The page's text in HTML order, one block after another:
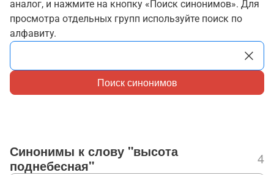
аналог, и нажмите на кнопку «Поиск синонимов». Для
просмотра отдельных групп используйте поиск по
алфавиту.
Поиск синонимов
Синонимы к слову "высота
поднебесная"
4